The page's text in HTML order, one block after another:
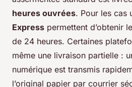
heures ouvrées. Pour les cas
Express permettent d’obtenir
de 24 heures. Certaines
même une livraison partielle :
numérique est transmis
l’original papier par courrier